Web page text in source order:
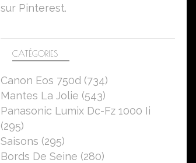
CATÉGORIES
Canon Eos 750d (734)
Mantes La Jolie (543)
Panasonic Lumix Dc-Fz 1000 Ii
(295)
Saisons (295)
Bords De Seine (280)
sur Pinterest.